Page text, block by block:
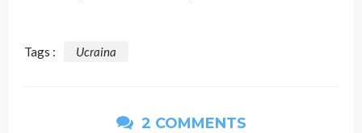
Tags : Ucraina
2 COMMENTS